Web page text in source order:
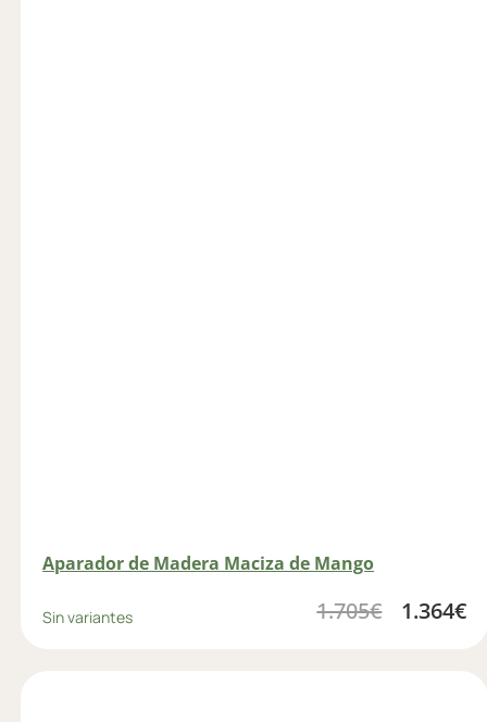
Aparador de Madera Maciza de Mango
Sin variantes 1.705€ 1.364€